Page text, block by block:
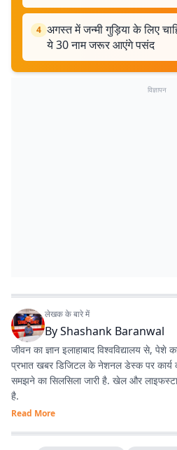
4 अगस्त में जन्मी गुड़िया के लिए
ये 30 नाम जरूर आएंगे पसंद
विज्ञापन
लेखक के बारे में
ByShashank Baranwal
जीवन का ज्ञान इलाहाबाद विश्वविद्यालय से, पेशे
प्रभात खबर डिजिटल के नेशनल डेस्क पर कार्य
समझने का सिलसिला जारी है. खेल और
है.
Read More